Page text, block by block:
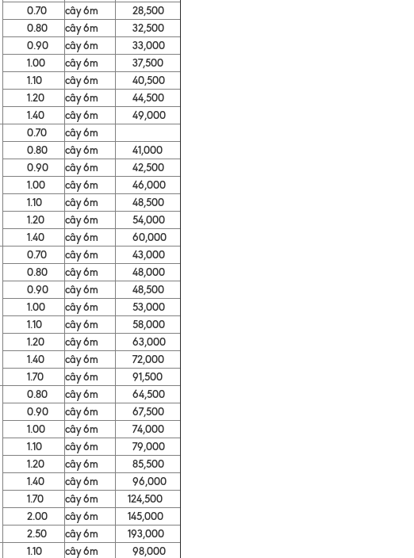
0.70 cây 6m
28,500
0.80 cây 6m
32,500
0.90 cây 6m
33,000
1.00 cây 6m
37,500
1.10 cây 6m
40,500
1.20 cây 6m
44,500
1.40 cây 6m
49,000
0.70
cây 6m
0.80 cây 6m
41,000
0.90 cây 6m
42,500
1.00 cây 6m
46,000
1.10 cây 6m
48,500
1.20 cây 6m
54,000
1.40 cây 6m
60,000
0.70 cây 6m
43,000
0.80 cây 6m
48,000
0.90 cây 6m
48,500
1.00 cây 6m
53,000
1.10 cây 6m
58,000
1.20 cây 6m
63,000
1.40 cây 6m
72,000
1.70 cây 6m
91,500
0.80 cây 6m
64,500
0.90 cây 6m
67,500
1.00 cây 6m
74,000
1.10 cây 6m
79,000
1.20 cây 6m
85,500
1.40 cây 6m
96,000
1.70 cây 6m
124,500
2.00 cây 6m
145,000
2.50 cây 6m
193,000
1.10 cây 6m
98,000